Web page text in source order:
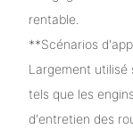
rentable.
**Scénarios
Largement utilisé
tels que les
d'entretien des